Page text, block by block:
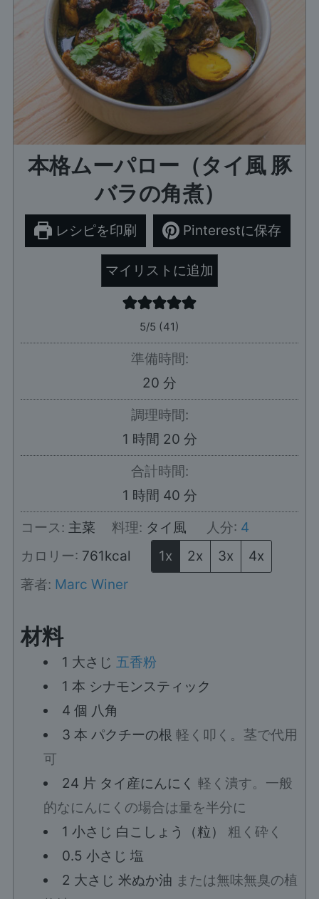
本格ムーパロー（タイ風 豚
バラの角煮）
レシピを印刷 Pinterestに保存
マイリストに追加
5/5 (41)
準備時間:
20 分
分
調理時間:
1 時
間
時間 20分
分
合計時間:
1 時
間
時間 40分
分
コース: 主菜 料理: タイ風 人分: 4
カロリー: 761kcal 1x 2x 3x
4x
著者: Marc Winer
材料
1 大さじ 五香粉
1 本 シナモンスティック
4 個 八角
3 本 パクチーの根 軽く叩く。茎で代用
可
24 片 タイ産にんにく 軽く潰す。一般
的なにんにくの場合は量を半分に
1 小さじ 白こしょう（粒）
粗く砕く
0.5 小さじ 塩
2 大さじ 米ぬか油 または無味無臭の植